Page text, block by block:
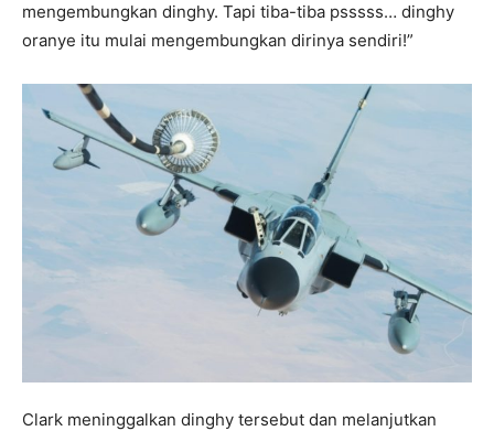
mengembungkan dinghy. Tapi tiba-tiba psssss… dinghy
oranye itu mulai mengembungkan dirinya sendiri!”
Clark meninggalkan dinghy tersebut dan melanjutkan